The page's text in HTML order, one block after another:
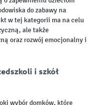
do zabawy na
w tej kategorii ma na celu
ale także
oraz rozwój emocjonalny i
i szkół
wybór domków, które